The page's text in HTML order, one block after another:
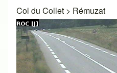
Col du Collet > Rémuzat